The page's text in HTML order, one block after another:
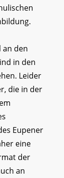
den
in den
Leider
die in der
Eupener
eine
der
an